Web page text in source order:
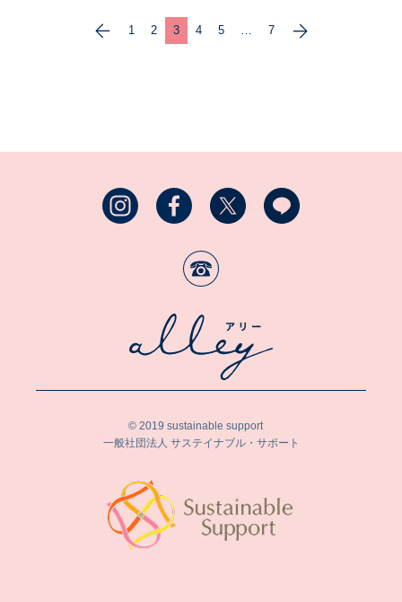
1 2 3 4 5 7
© 2019 sustainable support
一般社団法人 サステイナブル・サポート